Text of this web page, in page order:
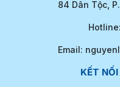
84 Dân Tộc,
Email:
KẾT